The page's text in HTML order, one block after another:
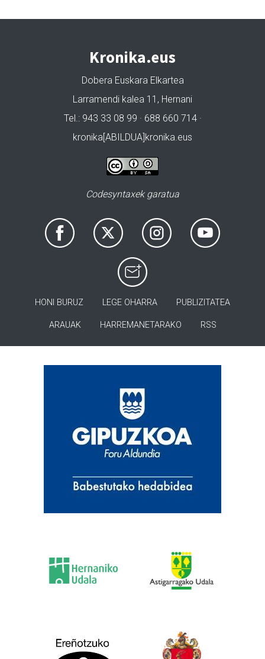
Kronika.eus
Dobera Euskara Elkartea
Larramendi kalea 11, Hernani
Tel.: 943 33 08 99 · 688 660 714 ·
kronika[ABILDUA]kronika.eus
Codesyntaxek garatua
HONI BURUZ LEGE OHARRA PUBLIZITATEA
ARAUAK HARREMANETARAKO RSS